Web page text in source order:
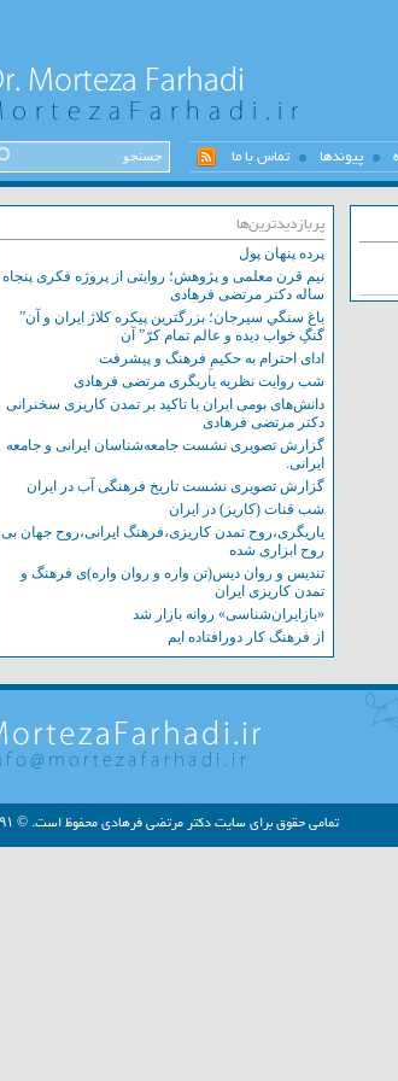
پیوندها تماس با ما
پربازدیدترین‌ها
پرده پنهان پول
نیم قرن معلمی و پژوهش؛ روایتی از پروژه فکری پنجاه
ساله دکتر مرتضی فرهادی
باغ سنگي سيرجان؛ بزرگترين پيکره کلاژ ايران و آن”
گنگِ خواب ديده و عالم تمام کرّ” آن
ادای احترام به حکیمِ فرهنگ و پیشرفت
شب روایت نظریه یاریگری مرتضی فرهادی
دانش‌های بومی ایران با تاکید بر تمدن کاریزی سخنرانی
دکتر مرتضی فرهادی
گزارش تصویری نشست‌ جامعه‌شناسان ایرانی و جامعه
ایرانی.
گزارش تصویری نشست تاریخ فرهنگی آب در ایران
شب قنات (کاریز) در ایران
یاریگری،روح تمدن کاریزی،فرهنگ ایرانی،روح جهان بی
روح ابزاری شده
تندیس و روان دیس(تن واره و روان واره)ی فرهنگ و
تمدن کاریزی ایران
«بازایران‌شناسی» روانه بازار شد
از فرهنگ کار دورافتاده ایم
تمامی حقوق برای سایت دکتر مرتضی فرهادی محفوظ است. © ۱۳۹۱